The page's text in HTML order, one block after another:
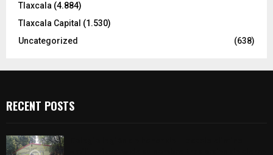
Tlaxcala (4.884)
Tlaxcala Capital (1.530)
Uncategorized
(638)
RECENT POSTS